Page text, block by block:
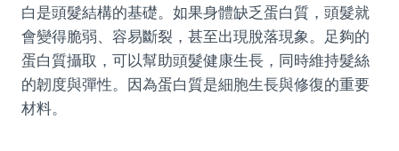
白是頭髮結構的基礎。如果身體缺乏蛋白質，頭髮就
會變得脆弱、容易斷裂，甚至出現脫落現象。足夠的
蛋白質攝取，可以幫助頭髮健康生長，同時維持髮絲
的韌度與彈性。因為蛋白質是細胞生長與修復的重要
材料。